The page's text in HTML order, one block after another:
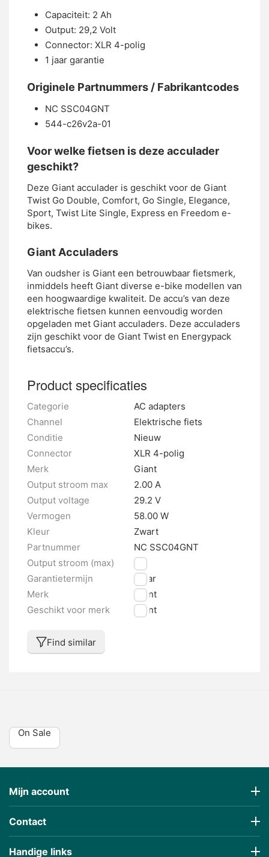
Capaciteit: 2 Ah
Output: 29,2 Volt
Connector: XLR 4-polig
1 jaar garantie
Originele Partnummers / Fabrikantcodes
NC SSC04GNT
544-c26v2a-01
Voor welke fietsen is deze acculader
geschikt?
Deze Giant acculader is geschikt voor de Giant
Twist Go Double, Comfort, Go Single, Elegance,
Sport, Twist Lite Single, Express en Freedom e-
bikes.
Giant Acculaders
Van oudsher is Giant een betrouwbaar fietsmerk,
inmiddels heeft Giant diverse e-bike modellen van
een hoogwaardige kwaliteit. De accu’s van deze
elektrische fietsen kunnen eenvoudig worden
opgeladen met Giant acculaders. Deze acculaders
zijn geschikt voor de Giant Twist en Energypack
fietsaccu’s.
Product specificaties
Categorie
AC adapters
Channel
Elektrische fiets
Conditie
Nieuw
Connector
XLR 4-polig
Merk
Giant
Output stroom max
2.00 A
Output voltage
29.2 V
Vermogen
58.00 W
Kleur
Zwart
Partnummer
NC SSC04GNT
Output stroom (max)
2 A
Garantietermijn
1 jaar
Merk
Giant
Geschikt voor merk
Giant
Find similar
On Sale
€41,23
Mijn account
Contact
Handige links